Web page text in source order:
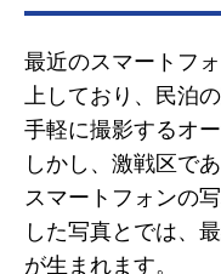
最近のスマートフ
上しており、民泊
手軽に撮影するオ
しかし、激戦区で
スマートフォンの
した写真とでは、
が生まれます。